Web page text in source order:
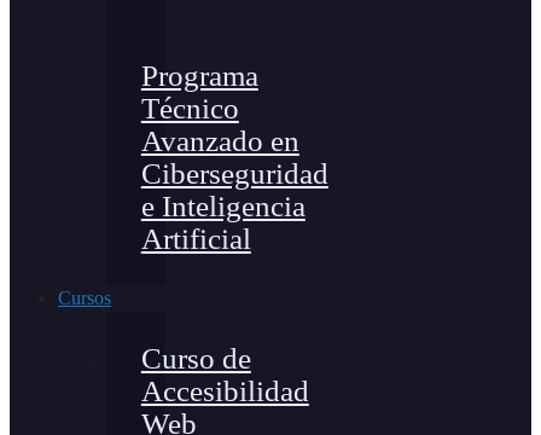
Programa
Técnico
Avanzado en
Ciberseguridad
e Inteligencia
Artificial
Cursos
Curso de
Accesibilidad
Web